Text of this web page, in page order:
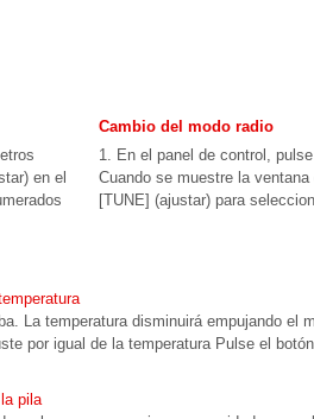
en el
Cambio del modo radio
1. En el panel de control,
Cuando se muestre la
[TUNE] (ajustar) para
La temperatura disminuirá empujando el
por igual de la temperatura Pulse el
pila